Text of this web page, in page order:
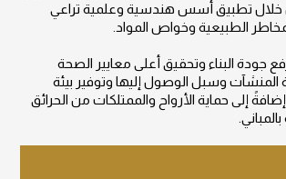
خلال تطبيق أسس هندسية وعلمية تراعي
الطبيعية وخواص المواد.
جودة البناء وتحقيق أعلى معايير الصحة
المنشآت وسبل الوصول إليها وتوفير بيئة
إلى حماية الأرواح والممتلكات من الحرائق